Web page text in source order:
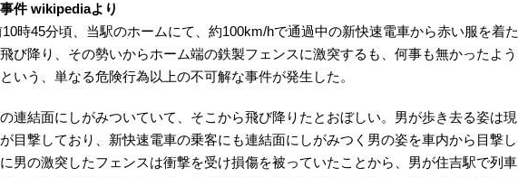
件 wikipediaより
時45分頃、当駅のホームにて、約100km/hで通過中の新快速電車から赤い服を着た
び降り、その勢いからホーム端の鉄製フェンスに激突するも、何事も無かったよう
いう、単なる危険行為以上の不可解な事件が発生した。
連結面にしがみついていて、そこから飛び降りたとおぼしい。男が歩き去る姿は現
目撃しており、新快速電車の乗客にも連結面にしがみつく男の姿を車内から目撃し
男の激突したフェンスは衝撃を受け損傷を被っていたことから、男が住吉駅で列車